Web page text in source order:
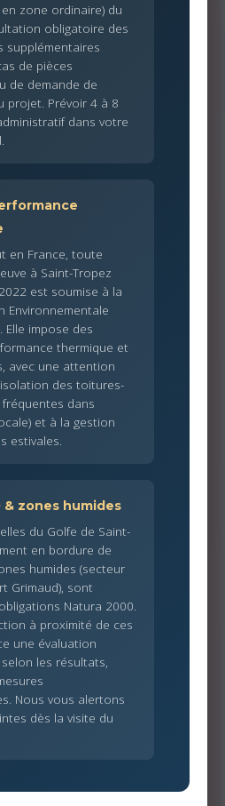
zone ordinaire) du
obligatoire des
supplémentaires
de pièces
de demande de
projet. Prévoir 4 à 8
dans votre
en France, toute
à Saint-Tropez
est soumise à la
Environnementale
Elle impose des
thermique et
avec une attention
des toitures-
dans
et à la gestion
estivales.
& zones humides
du Golfe de Saint-
en bordure de
humides (secteur
Grimaud), sont
Natura 2000.
à proximité de ces
une évaluation
les résultats,
Nous vous alertons
dès la visite du